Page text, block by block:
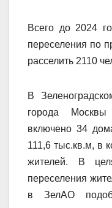
Всего до 2024
переселения по
расселить 2110
В
города
включено 34
111,6 тыс.кв.м, в
жителей. В
переселения
в ЗелАО